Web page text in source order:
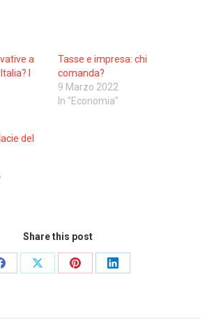
a
I
Tasse e impresa: chi
comanda?
9 Marzo 2022
In "Economia"
del
Share this post
Share
Share
Share